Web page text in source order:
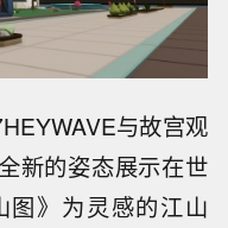
与故宫观
新的姿态展示在世
图》为灵感的江山